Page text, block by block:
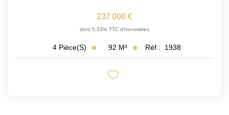
237 000 €
dont 5,33% TTC d'honoraires
4 Pièce(s) 92 M² Réf : 1938